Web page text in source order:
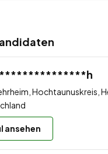
Hochtaunuskreis,
ansehen